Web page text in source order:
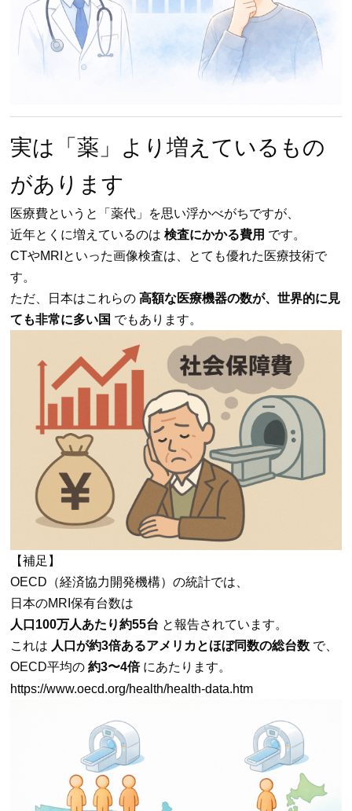
実は「薬」より増えているもの
があります
医療費というと「薬代」を思い浮かべがちですが、
近年とくに増えているのは検査にかかる費用 です。
CTやMRIといった画像検査は、とても優れた医療技術で
す。
ただ、日本はこれらの高額な医療機器の数が、世界的に見
ても非常に多い国 でもあります。
【補足】
OECD（経済協力開発機構）の統計では、
日本のMRI保有台数は
人口100万人あたり約55台 と報告されています。
これは 人口が約3倍あるアメリカとほぼ同数の総台数 で、
OECD平均の約3〜4倍にあたります。
https://www.oecd.org/health/health-data.htm